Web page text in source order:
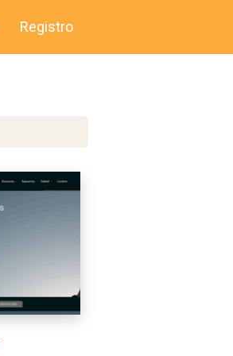
Registro